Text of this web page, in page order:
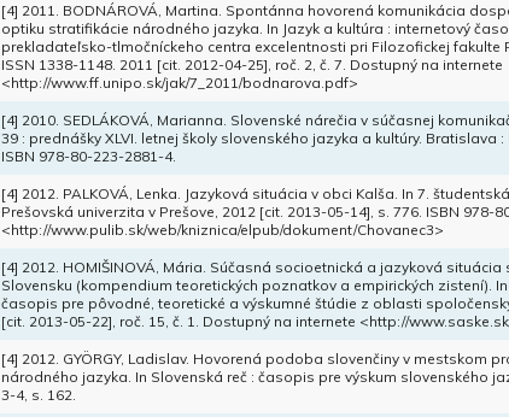
[4] 2011. BODNÁROVÁ, Martina. Spontánna hovorená komunikácia
optiku stratifikácie národného jazyka. In Jazyk a kultúra : internetový
prekladateľsko-tlmočníckeho centra excelentnosti pri Filozofickej fakulte
ISSN 1338-1148. 2011 [cit. 2012-04-25], roč. 2, č. 7. Dostupný na internete
<http://www.ff.unipo.sk/jak/7_2011/bodnarova.pdf>
[4] 2010. SEDLÁKOVÁ, Marianna. Slovenské nárečia v súčasnej
39 : prednášky XLVI. letnej školy slovenského jazyka a kultúry. Bratislava
ISBN 978-80-223-2881-4.
[4] 2012. PALKOVÁ, Lenka. Jazyková situácia v obci Kalša. In 7.
Prešovská univerzita v Prešove, 2012 [cit. 2013-05-14], s. 776. ISBN 978-
<http://www.pulib.sk/web/kniznica/elpub/dokument/Chovanec3>
[4] 2012. HOMIŠINOVÁ, Mária. Súčasná socioetnická a jazyková
Slovensku (kompendium teoretických poznatkov a empirických zistení).
časopis pre pôvodné, teoretické a výskumné štúdie z oblasti
[cit. 2013-05-22], roč. 15, č. 1. Dostupný na internete <http://
[4] 2012. GYÖRGY, Ladislav. Hovorená podoba slovenčiny v mestskom
národného jazyka. In Slovenská reč : časopis pre výskum slovenského
3-4, s. 162.